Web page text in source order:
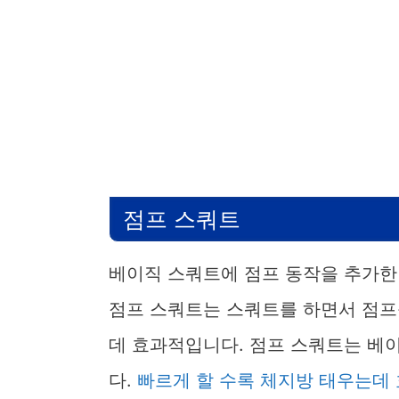
점프 스쿼트
베이직 스쿼트에 점프 동작을 추가
점프 스쿼트는 스쿼트를 하면서 점
데 효과적입니다. 점프 스쿼트는 베
다. 빠르게 할 수록 체지방 태우는